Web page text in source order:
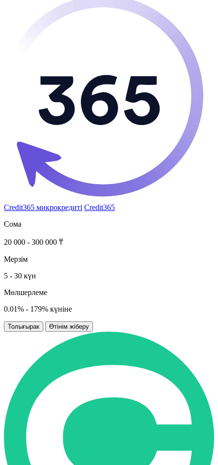
Credit365 микрокредиті Credit365
Сома
20 000 - 300 000 ₸
Мерзім
5 - 30 күн
Мөлшерлеме
0.01% - 179% күніне
Толығырак Өтінім жіберу